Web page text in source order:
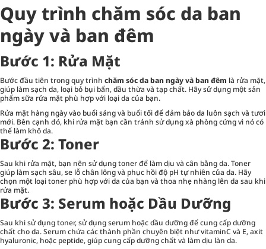
Quy trình chăm sóc da ban
ngày và ban đêm
Bước 1: Rửa Mặt
Bước đầu tiên trong quy trình chăm sóc da ban ngày và ban đêm là rửa mặt,
giúp làm sạch da, loại bỏ bụi bẩn, dầu thừa và tạp chất. Hãy sử dụng một sản
phẩm sữa rửa mặt phù hợp với loại da của bạn.
Rửa mặt hàng ngày vào buổi sáng và buổi tối để đảm bảo da luôn sạch và tươi
mới. Bên cạnh đó, khi rửa mặt bạn cần tránh sử dụng xà phòng cứng vì nó có
thể làm khô da.
Bước 2: Toner
Sau khi rửa mặt, bạn nên sử dụngtonerđể làm dịu và cân bằng da. Toner
giúp làm sạch sâu, se lỗ chân lông và phục hồi độ pH tự nhiên của da. Hãy
chọn một loại toner phù hợp với da của bạn và thoa nhẹ nhàng lên da sau khi
rửa mặt.
Bước 3: Serum hoặc Dầu Dưỡng
Sau khi sử dụng toner, sử dụng serum hoặc dầu dưỡng để cung cấp dưỡng
chất cho da. Serum chứa các thành phần chuyên biệt như vitaminC và E, axit
hyaluronic, hoặc peptide, giúp cung cấp dưỡng chất và làm dịu làn da.